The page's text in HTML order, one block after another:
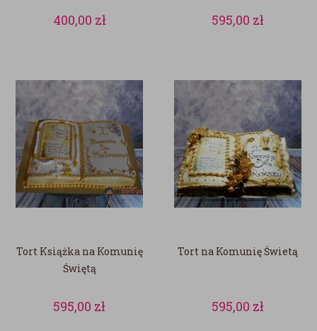
400,00 zł 595,00 zł
Tort Książka na Komunię
Świętą
595,00 zł
Tort na Komunię Świetą
595,00 zł